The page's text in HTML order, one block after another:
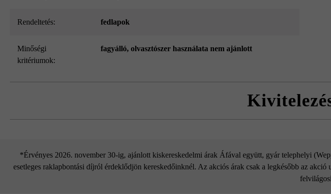
Rendeltetés: fedlapok
Minőségi
kritériumok:
fagyálló, olvasztószer használata nem ajánlott
*Érvényes 2026. november 30-ig, ajánlott kiskereskedelmi árak Áfával együtt, gyár telephelyi
esetleges raklapbontási díjról érdeklődjön kereskedőinknél. Az akciós árak csak a legkésőbb az